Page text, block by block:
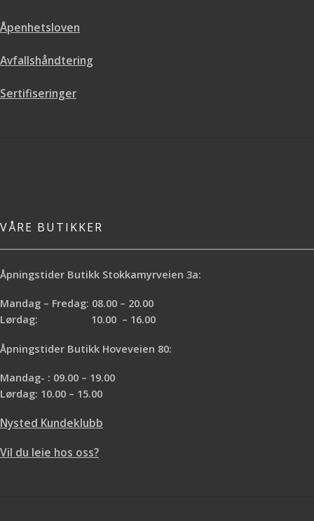
Åpenhetsloven
Avfallshåndtering
Sertifiseringer
VÅRE BUTIKKER
Åpningstider Butikk Stokkamyrveien 3a:
Mandag – Fredag: 08.00 – 20.00
Lørdag: 10.00 – 16.00
Åpningstider Butikk Hoveveien 80:
Mandag- : 09.00 – 19.00
Lørdag: 10.00 – 15.00
Nysted Kundeklubb
Vil du leie hos oss?